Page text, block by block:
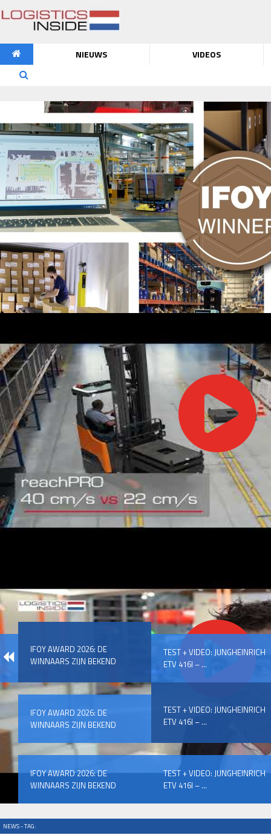
NIEUWS VIDEOS
IFOY AWARD 2026: DE
WINNAARS ZIJN BEKEND
TEST + VIDEO: JUNGHEINRICH
ETV 416I – ...
IFOY AWARD 2026: DE
WINNAARS ZIJN BEKEND
TEST + VIDEO: JUNGHEINRICH
ETV 416I – ...
IFOY AWARD 2026: DE
WINNAARS ZIJN BEKEND
TEST + VIDEO: JUNGHEINRICH
ETV 416I – ...
NEWS - TAG: